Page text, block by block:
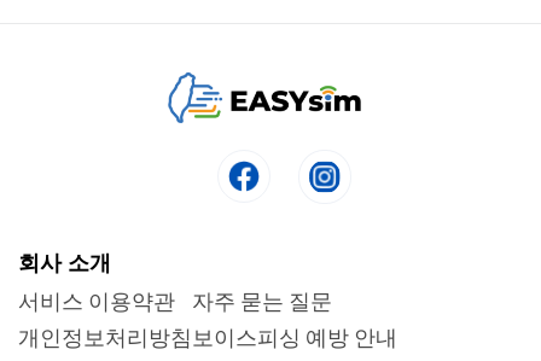
회사 소개
서비스 이용약관
개인정보처리방침
자주 묻는 질문
보이스피싱 예방 안내